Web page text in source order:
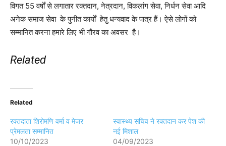
विगत 55 वर्षों से लगातार रक्तदान, नेत्रदान, विकलांग सेवा, निर्धन सेवा आदि
अनेक समाज सेवा के पुनीत कार्यों हेतु धन्यवाद के पात्र हैं। ऐसे लोगों को
सम्मानित करना हमारे लिए भी गौरव का अवसर है।
Related
Related
रक्तदाता शिरोमणि वर्मा व मेजर
प्रेमलता ‌सम्मानित
10/10/2023
स्वास्थ्य सचिव ने रक्तदान कर पेश की
नई मिशाल
04/09/2023